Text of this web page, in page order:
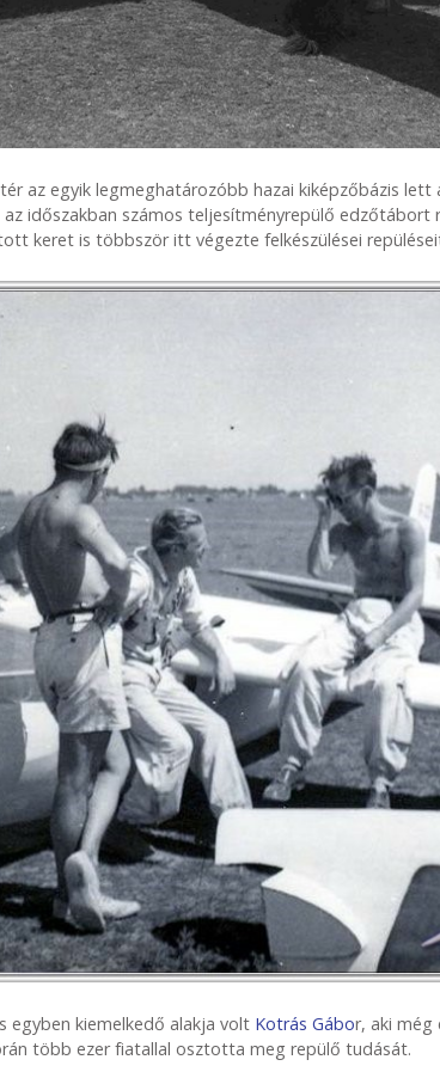
az egyik legmeghatározóbb hazai kiképzőbázis lett
időszakban számos teljesítményrepülő edzőtábort
keret is többször itt végezte felkészülései
egyben kiemelkedő alakja volt Kotrás Gábor, aki még
több ezer fiatallal osztotta meg repülő tudását.